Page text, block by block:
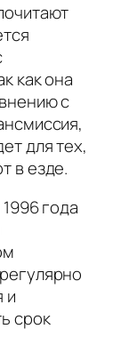
как она
с
для тех,
в езде.
года
и
срок